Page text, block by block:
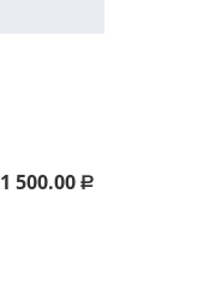
1 500.00 Р